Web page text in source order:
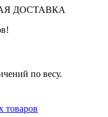
ДОСТАВКА
по весу.